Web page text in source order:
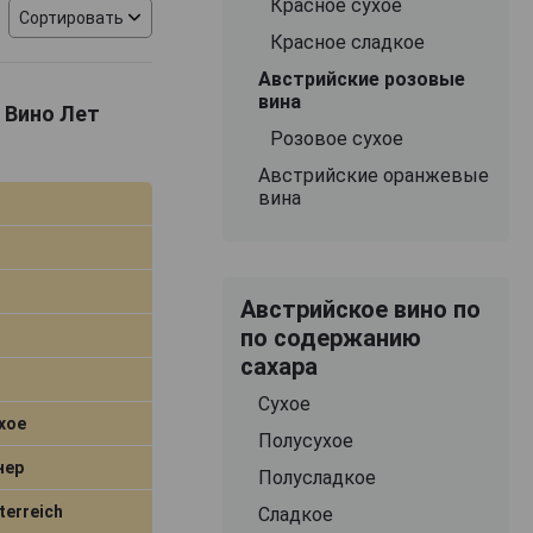
современном
для Нижней
из
ароматом
состоит из
вина от
стол.
Сортировать
Вино Лет
Красное сухое
Красное сладкое
Австрийские розовые
вина
Розовое сухое
Австрийские оранжевые
вина
Австрийское вино по
по содержанию
сахара
Сухое
Полусухое
Полусладкое
Сладкое